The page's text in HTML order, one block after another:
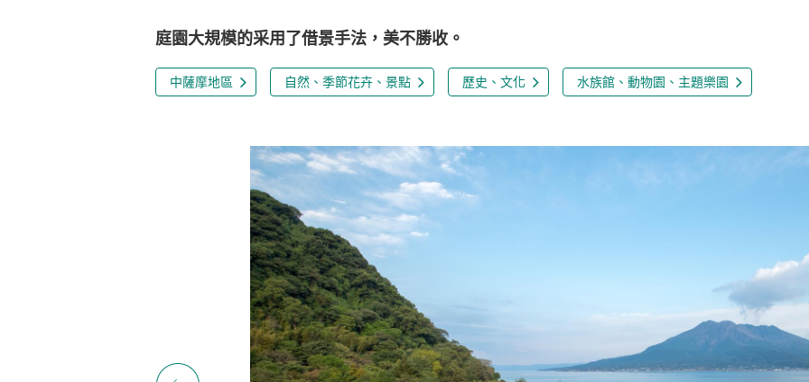
庭園大規模的采用了借景手法，美不勝收。
中薩摩地區 自然、季節花卉、景點 歷史、文化 水族館、動物園、主題樂園